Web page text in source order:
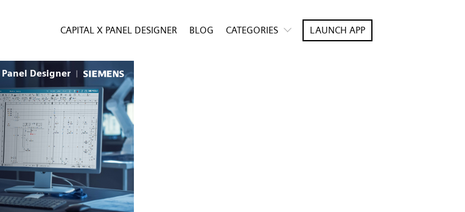
CAPITAL X PANEL DESIGNER BLOG CATEGORIES LAUNCH APP